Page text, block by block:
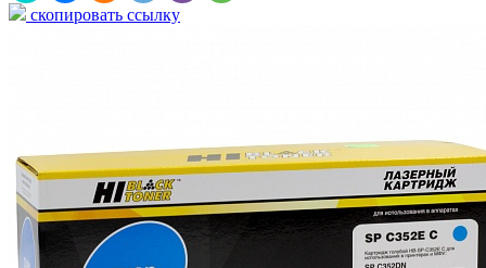
скопировать ссылку